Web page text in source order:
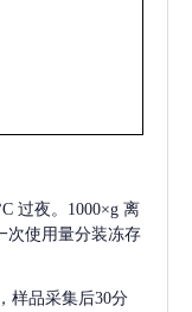
过夜。1000×g 离
次使用量分装冻存
样品采集后30分